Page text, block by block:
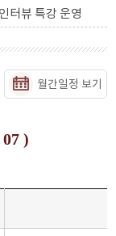
터뷰 특강 운영
월간일정 보기
)